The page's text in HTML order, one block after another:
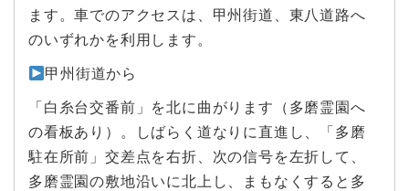
ます。車でのアクセスは、甲州街道、東八道路へ
のいずれかを利用します。
甲州街道から
「白糸台交番前」を北に曲がります（多磨霊園へ
の看板あり）。しばらく道なりに直進し、「多磨
駐在所前」交差点を右折、次の信号を左折して、
多磨霊園の敷地沿いに北上し、まもなくすると多